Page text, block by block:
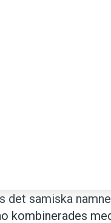
det samiska
kombinerades